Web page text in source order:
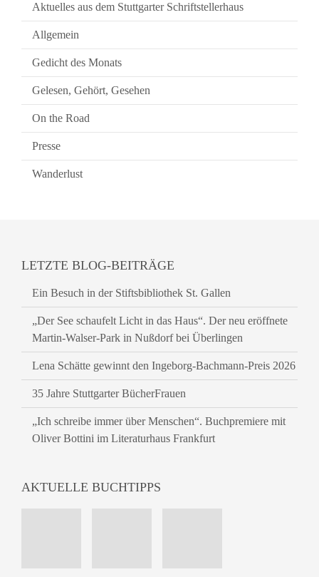
Aktuelles aus dem Stuttgarter Schriftstellerhaus
Allgemein
Gedicht des Monats
Gelesen, Gehört, Gesehen
On the Road
Presse
Wanderlust
LETZTE BLOG-BEITRÄGE
Ein Besuch in der Stiftsbibliothek St. Gallen
„Der See schaufelt Licht in das Haus“. Der neu eröffnete
Martin-Walser-Park in Nußdorf bei Überlingen
Lena Schätte gewinnt den Ingeborg-Bachmann-Preis 2026
35 Jahre Stuttgarter BücherFrauen
„Ich schreibe immer über Menschen“. Buchpremiere mit
Oliver Bottini im Literaturhaus Frankfurt
AKTUELLE BUCHTIPPS